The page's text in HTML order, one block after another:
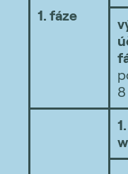
1. fáze